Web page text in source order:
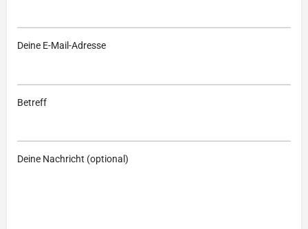
Deine E-Mail-Adresse
Betreff
Deine Nachricht (optional)